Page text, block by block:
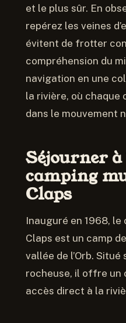
et le plus sûr. En
repérez les veines
évitent de frotter
compréhension du
navigation en une
la rivière, où chaque
dans le mouvement
Séjourner à
camping
Claps
Inauguré en 1968,
Claps est un camp
vallée de l’Orb. Situé
rocheuse, il offre un
accès direct à la